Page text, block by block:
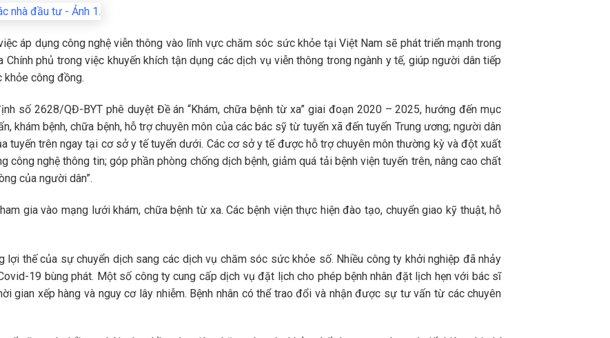
áp dụng công nghệ viễn thông vào lĩnh vực chăm sóc sức khỏe tại Việt Nam sẽ phát triển mạnh trong
phủ trong việc khuyến khích tận dụng các dịch vụ viễn thông trong ngành y tế, giúp người dân tiếp
khỏe công đồng.
số 2628/QĐ-BYT phê duyệt Đề án “Khám, chữa bệnh từ xa” giai đoạn 2020 – 2025, hướng đến mục
khám bệnh, chữa bệnh, hỗ trợ chuyên môn của các bác sỹ từ tuyến xã đến tuyến Trung ương; người dân
tuyến trên ngay tại cơ sở y tế tuyến dưới. Các cơ sở y tế được hỗ trợ chuyên môn thường kỳ và đột xuất
công nghệ thông tin; góp phần phòng chống dịch bệnh, giảm quá tải bệnh viện tuyến trên, nâng cao chất
của người dân”.
gia vào mạng lưới khám, chữa bệnh từ xa. Các bệnh viện thực hiện đào tạo, chuyển giao kỹ thuật, hỗ
lợi thế của sự chuyển dịch sang các dịch vụ chăm sóc sức khỏe số. Nhiều công ty khởi nghiệp đã nhảy
19 bùng phát. Một số công ty cung cấp dịch vụ đặt lịch cho phép bệnh nhân đặt lịch hẹn với bác sĩ
gian xếp hàng và nguy cơ lây nhiễm. Bệnh nhân có thể trao đổi và nhận được sự tư vấn từ các chuyên